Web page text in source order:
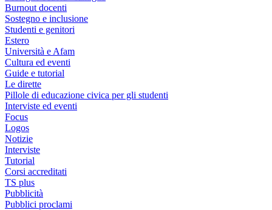
Burnout docenti
Sostegno e inclusione
Studenti e genitori
Estero
Università e Afam
Cultura ed eventi
Guide e tutorial
Le dirette
Pillole di educazione civica per gli studenti
Interviste ed eventi
Focus
Logos
Notizie
Interviste
Tutorial
Corsi accreditati
TS plus
Pubblicità
Pubblici proclami